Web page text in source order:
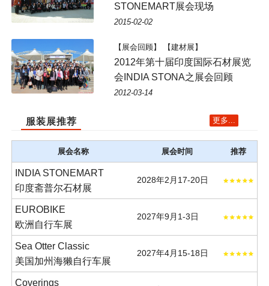
STONEMART展会现场
2015-02-02
【展会回顾】 【建材展】
2012年第十届印度国际石材展览
会INDIA STONA之展会回顾
2012-03-14
服装展推荐 更多...
展会名称 展会时间 推荐
INDIA STONEMART
印度斋普尔石材展
2028年2月17-20日
EUROBIKE
欧洲自行车展
2027年9月1-3日
Sea Otter Classic
美国加州海獭自行车展
2027年4月15-18日
Coverings